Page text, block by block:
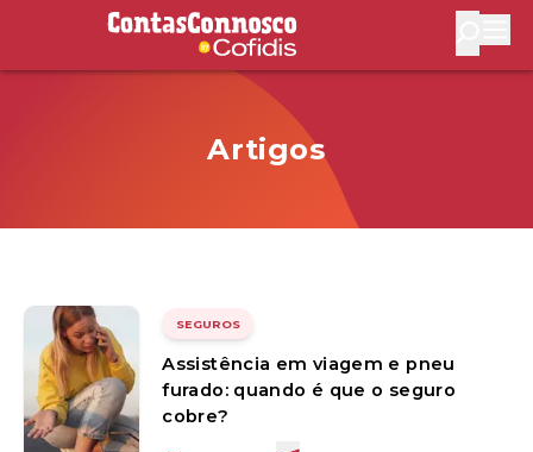
Contas Connosco by Cofidis
Artigos
SEGUROS
Assistência em viagem e pneu
furado: quando é que o seguro
cobre?